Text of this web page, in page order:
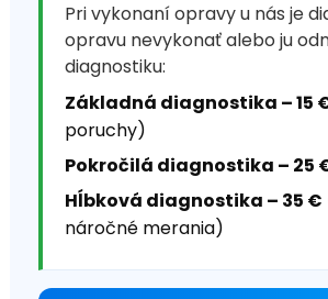
Pri vykonaní opravy u nás je
opravu nevykonať alebo ju
diagnostiku:
Základná diagnostika – 15
poruchy)
Pokročilá diagnostika – 25
Hĺbková diagnostika – 35 €
náročné merania)